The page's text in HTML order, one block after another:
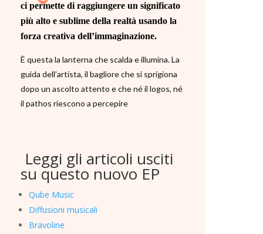
ci permette di raggiungere un significato
più alto e sublime della realtà usando la
forza creativa dell’immaginazione.
È questa la lanterna che scalda e illumina. La
guida dell’artista, il bagliore che si sprigiona
dopo un ascolto attento e che né il logos, né
il pathos riescono a percepire
Leggi gli articoli usciti
su questo nuovo EP
Qube Music
Diffusioni musicali
Bravoline